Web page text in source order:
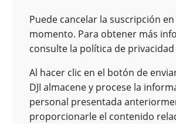
Puede cancelar la suscripción
momento. Para obtener más
consulte la política de privacidad
Al hacer clic en el botón de
DJI almacene y procese la
personal presentada
proporcionarle el contenido